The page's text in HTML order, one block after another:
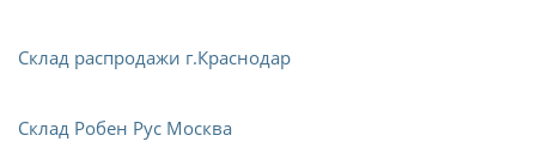
Склад распродажи г.Краснодар
Склад Робен Рус Москва